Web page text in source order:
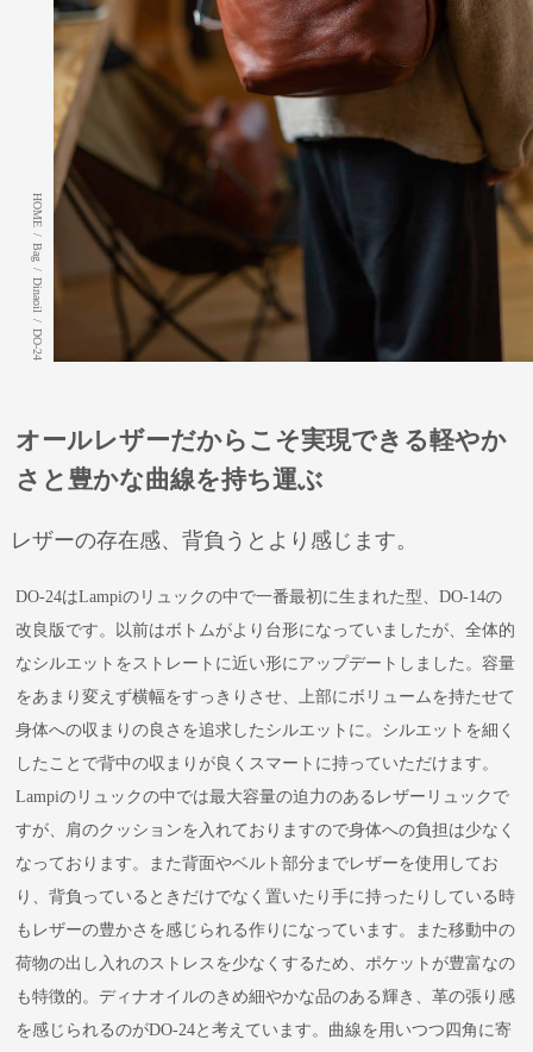
HOME
/
Bag
/
Dinaoil
/
DO-24
オールレザーだからこそ実現できる軽やか
さと豊かな曲線を持ち運ぶ
レザーの存在感、背負うとより感じます。
DO-24はLampiのリュックの中で一番最初に生まれた型、DO-14の
改良版です。以前はボトムがより台形になっていましたが、全体的
なシルエットをストレートに近い形にアップデートしました。容量
をあまり変えず横幅をすっきりさせ、上部にボリュームを持たせて
身体への収まりの良さを追求したシルエットに。シルエットを細く
したことで背中の収まりが良くスマートに持っていただけます。
Lampiのリュックの中では最大容量の迫力のあるレザーリュックで
すが、肩のクッションを入れておりますので身体への負担は少なく
なっております。また背面やベルト部分までレザーを使用してお
り、背負っているときだけでなく置いたり手に持ったりしている時
もレザーの豊かさを感じられる作りになっています。また移動中の
荷物の出し入れのストレスを少なくするため、ポケットが豊富なの
も特徴的。ディナオイルのきめ細やかな品のある輝き、革の張り感
を感じられるのがDO-24と考えています。曲線を用いつつ四角に寄